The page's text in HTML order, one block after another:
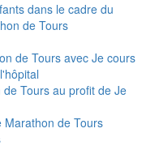
dans le cadre du
de Tours
de Tours avec Je cours
Tours au profit de Je
Marathon de Tours